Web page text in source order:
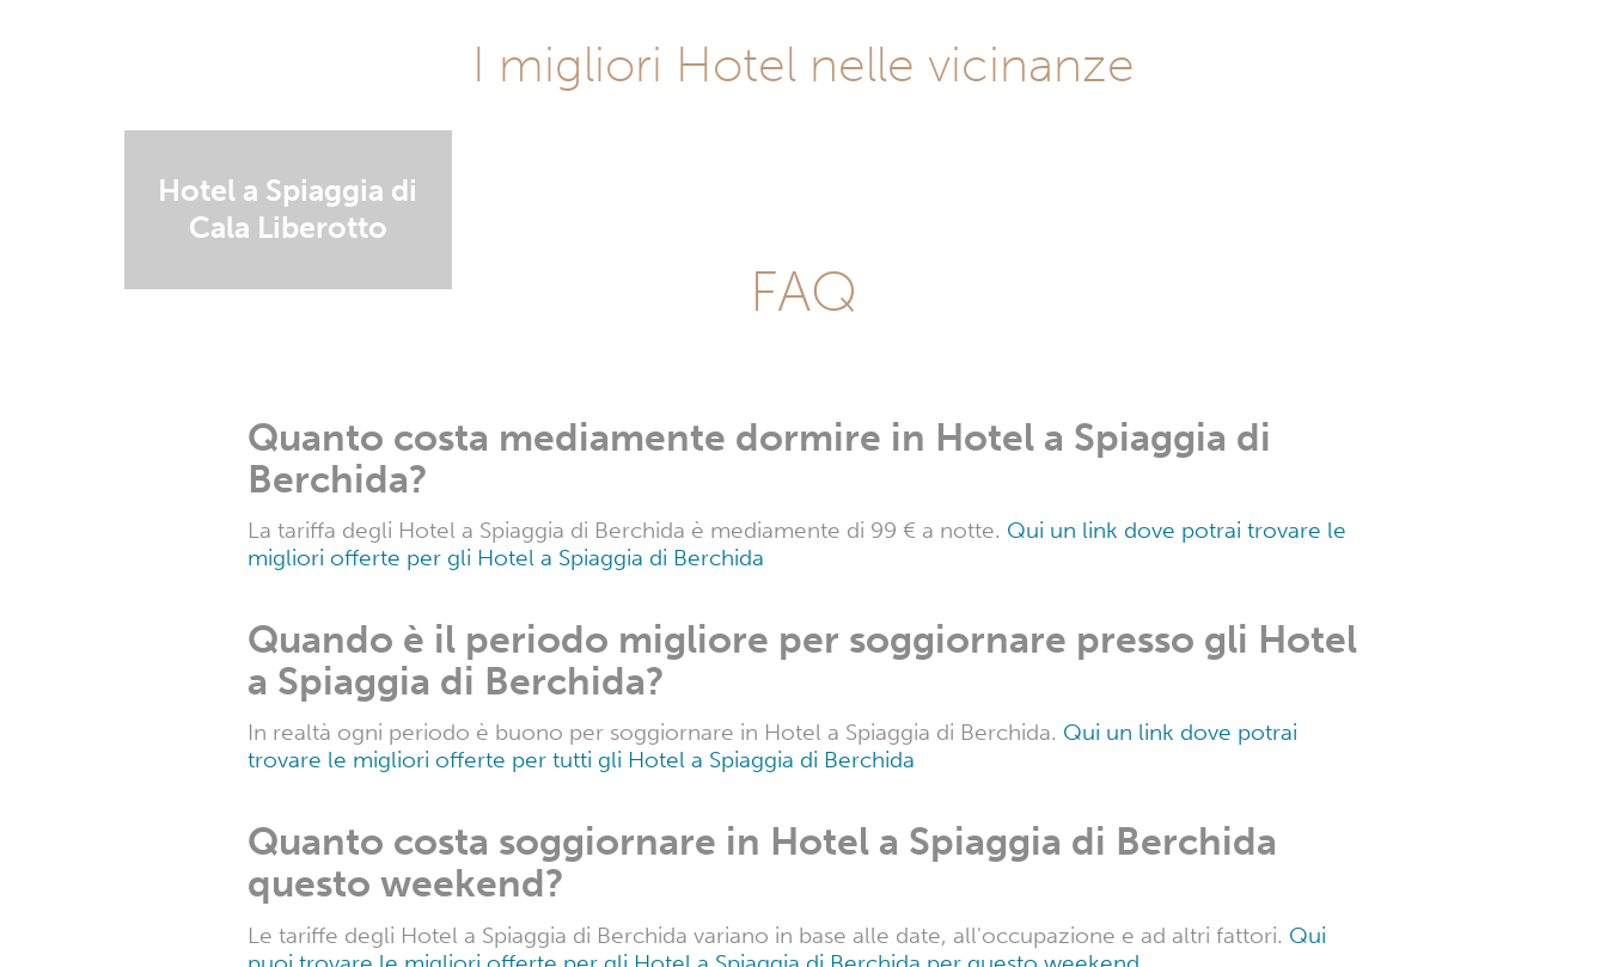
I migliori Hotel nelle vicinanze
FAQ
Quanto costa mediamente dormire in Hotel a Spiaggia di
Berchida?
migliori offerte per gli Hotel a Spiaggia di Berchida